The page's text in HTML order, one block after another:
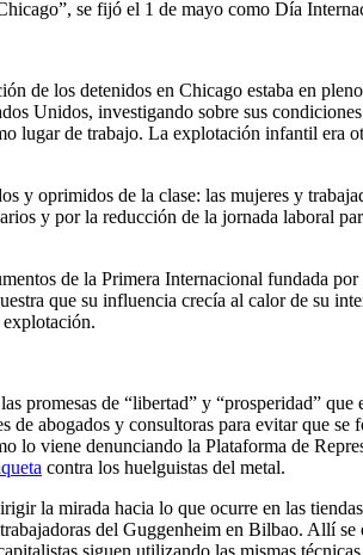
se fijó el 1 de mayo como Día
de los detenidos en Chicago estaba en
Unidos, investigando sobre sus
lugar de trabajo. La explotación infantil era
y oprimidos de la clase: las mujeres y
y por la reducción de la jornada laboral
de la Primera Internacional fundada
que su influencia crecía al calor de su
promesas de “libertad” y “prosperidad” que
abogados y consultoras para evitar que se
lo viene denunciando la Plataforma de
contra los huelguistas del metal.
la mirada hacia lo que ocurre en las
del Guggenheim en Bilbao. Allí se
siguen utilizando las mismas